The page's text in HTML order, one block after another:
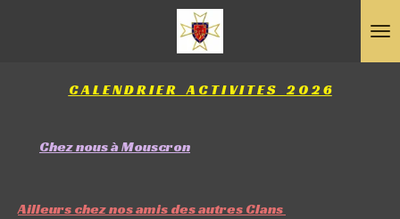
C A L E N D R I E R A C T I V I T E S 2 0 2 6
Cheznous àMouscron
Ailleurs chez nos amis des autres Clans